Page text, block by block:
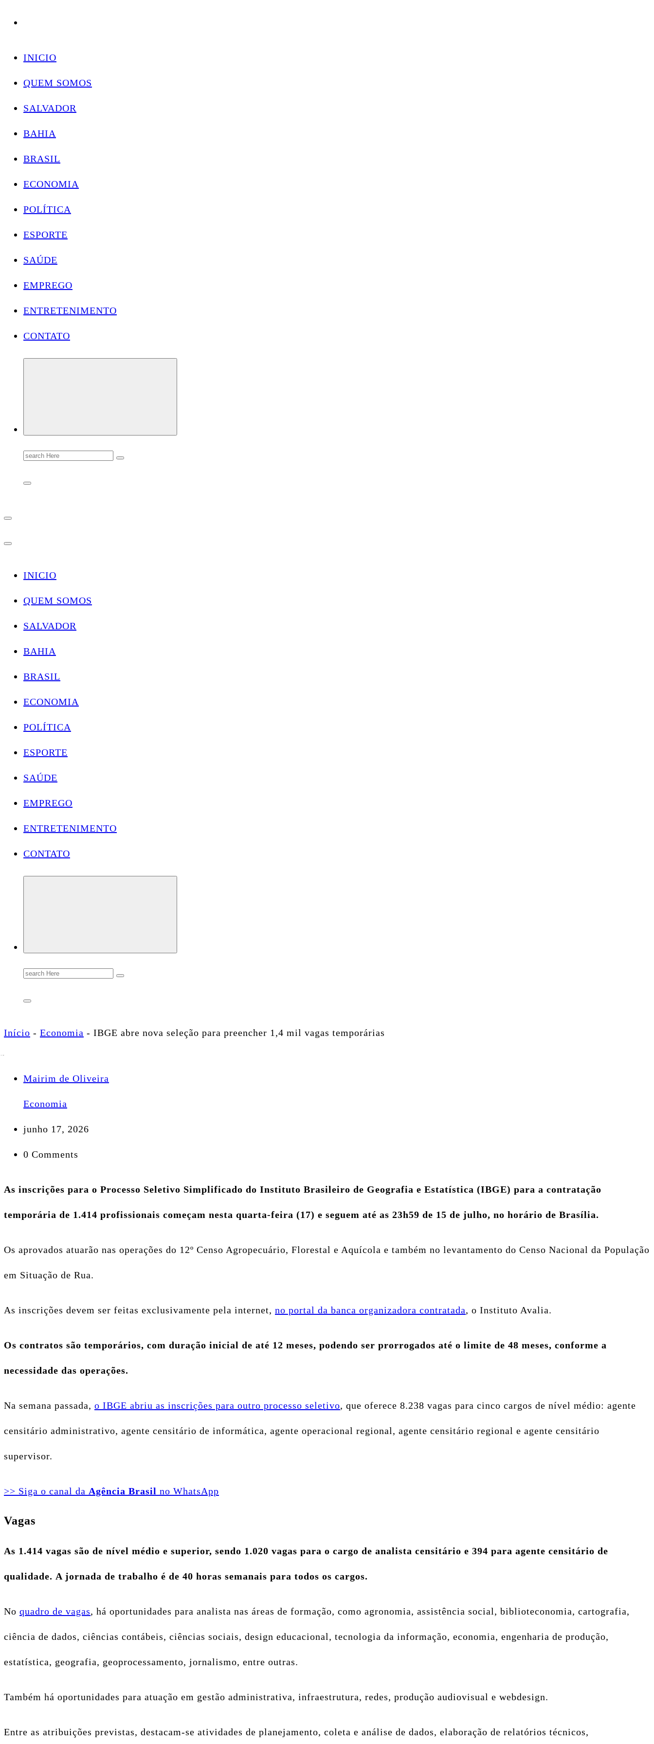
Skip
INICIO
QUEM SOMOS
SALVADOR
BAHIA
BRASIL
ECONOMIA
POLÍTICA
ESPORTE
SAÚDE
EMPREGO
ENTRETENIMENTO
CONTATO
Search
for:
INICIO
QUEM SOMOS
SALVADOR
BAHIA
BRASIL
ECONOMIA
POLÍTICA
ESPORTE
SAÚDE
EMPREGO
ENTRETENIMENTO
CONTATO
Search
for:
Início - Economia - IBGE abre nova seleção para preencher 1,4 mil vagas temporárias
Mairim de Oliveira
Economia
junho 17, 2026
0 Comments
As inscrições para o Processo Seletivo Simplificado do Instituto Brasileiro de Geografia e Estatística (IBGE) para a contratação
temporária de 1.414 profissionais começam nesta quarta-feira (17) e seguem até as 23h59 de 15 de julho, no horário de Brasília.
Os aprovados atuarão nas operações do 12º Censo Agropecuário, Florestal e Aquícola e também no levantamento do Censo Nacional da População
em Situação de Rua.
As inscrições devem ser feitas exclusivamente pela internet, no portal da banca organizadora contratada, o Instituto Avalia.
Os contratos são temporários, com duração inicial de até 12 meses, podendo ser prorrogados até o limite de 48 meses, conforme a
necessidade das operações.
Na semana passada, o IBGE abriu as inscrições para outro processo seletivo, que oferece 8.238 vagas para cinco cargos de nível médio: agente
censitário administrativo, agente censitário de informática, agente operacional regional, agente censitário regional e agente censitário
supervisor.
>> Siga o canal da Agência Brasil no WhatsApp
Vagas
As 1.414 vagas são de nível médio e superior, sendo 1.020 vagas para o cargo de analista censitário e 394 para agente censitário de
qualidade. A jornada de trabalho é de 40 horas semanais para todos os cargos.
No quadro de vagas, há oportunidades para analista nas áreas de formação, como agronomia, assistência social, biblioteconomia, cartografia,
ciência de dados, ciências contábeis, ciências sociais, design educacional, tecnologia da informação, economia, engenharia de produção,
estatística, geografia, geoprocessamento, jornalismo, entre outras.
Também há oportunidades para atuação em gestão administrativa, infraestrutura, redes, produção audiovisual e webdesign.
Entre as atribuições previstas, destacam-se atividades de planejamento, coleta e análise de dados, elaboração de relatórios técnicos,